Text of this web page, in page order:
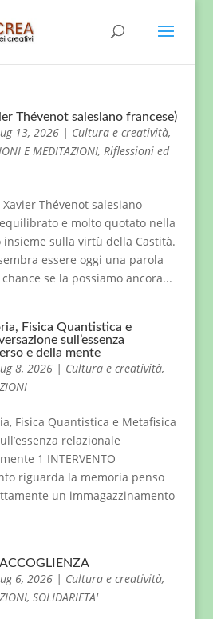
Thévenot salesiano francese)
13, 2026| Cultura e creatività,
E MEDITAZIONI, Riflessioni ed
Thévenot salesiano
e molto quotato nella
sulla virtù della Castità.
sembra essere oggi una parola
se la possiamo ancora...
Fisica Quantistica e
sull’essenza
e della mente
8, 2026| Cultura e creatività,
Fisica Quantistica e Metafisica
relazionale
1 INTERVENTO
riguarda la memoria penso
un immagazzinamento
6, 2026| Cultura e creatività,
, SOLIDARIETA'